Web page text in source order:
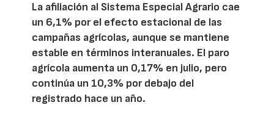
La afiliación al Sistema Especial Agrario cae
un 6,1% por el efecto estacional de las
campañas agrícolas, aunque se mantiene
estable en términos interanuales. El paro
agrícola aumenta un 0,17% en julio, pero
continúa un 10,3% por debajo del
registrado hace un año.